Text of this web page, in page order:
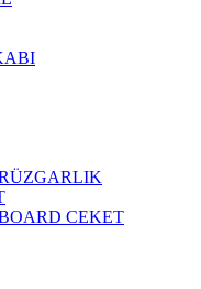
CEKET